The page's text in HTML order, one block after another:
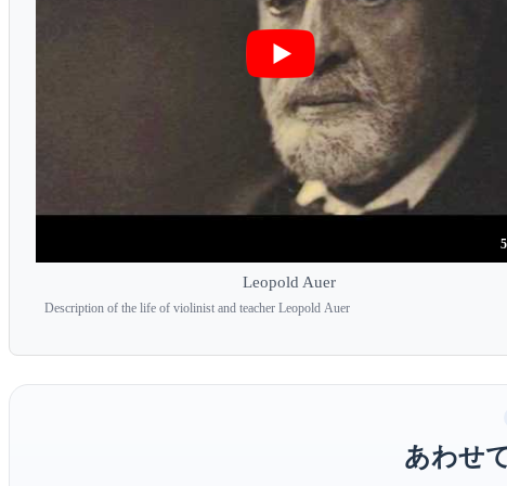
Leopold Auer
Description of the life of violinist and teacher Leopold Auer
あわせ